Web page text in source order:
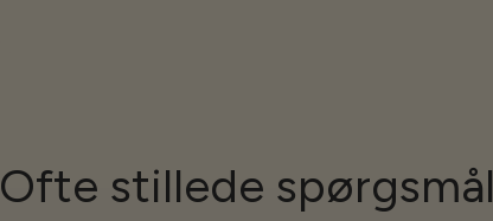
Ofte stillede spørgsmål